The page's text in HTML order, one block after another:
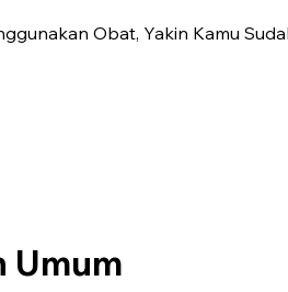
Obat, Yakin Kamu
Umum